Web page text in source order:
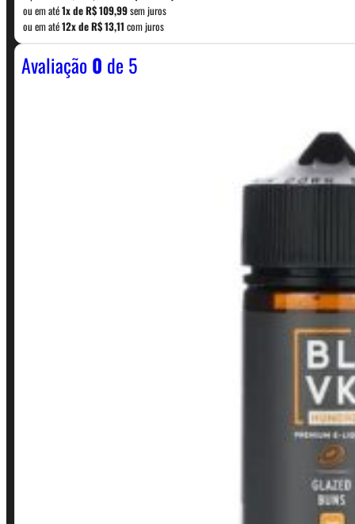
ou em até1x deR$109,99sem juros
ou em até12x deR$13,11 com juros
Avaliação0 de 5
WhatsApp: (11) 5229-0120
Horário: Política de Horario e Fretes
Política de Garantia, Reembolso e Devolução